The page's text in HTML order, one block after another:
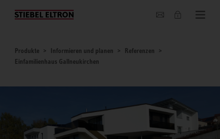
Unternehmen
Produkte Informieren und planen
Referenzen
Einfamilienhaus Gallneukirchen